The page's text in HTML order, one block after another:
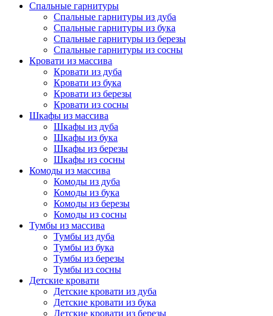
Спальные гарнитуры
Спальные гарнитуры из дуба
Спальные гарнитуры из бука
Спальные гарнитуры из березы
Спальные гарнитуры из сосны
Кровати из массива
Кровати из дуба
Кровати из бука
Кровати из березы
Кровати из сосны
Шкафы из массива
Шкафы из дуба
Шкафы из бука
Шкафы из березы
Шкафы из сосны
Комоды из массива
Комоды из дуба
Комоды из бука
Комоды из березы
Комоды из сосны
Тумбы из массива
Тумбы из дуба
Тумбы из бука
Тумбы из березы
Тумбы из сосны
Детские кровати
Детские кровати из дуба
Детские кровати из бука
Детские кровати из березы